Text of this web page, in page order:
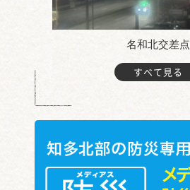
名和北交差点
すべて見る